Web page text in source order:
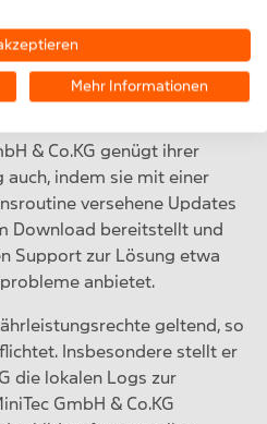
Rechte Dritter mehr
ist berechtigt, die
& Co.KG genügt ihrer
auch, indem sie mit einer
versehene Updates
Download bereitstellt und
Support zur Lösung etwa
anbietet.
geltend, so
Insbesondere stellt er
die lokalen Logs zur
GmbH & Co.KG
Mehr Informationen